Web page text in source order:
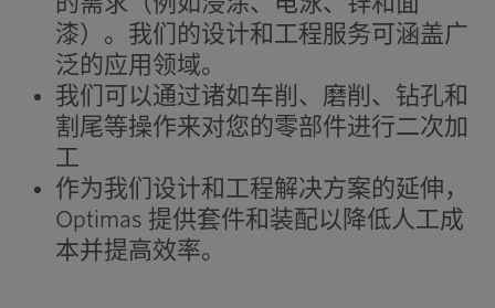
漆）。我们的设计和工程服务可涵盖广
泛的应用领域。
我们可以通过诸如车削、磨削、钻孔和
割尾等操作来对您的零部件进行二次加
工
作为我们设计和工程解决方案的延伸，
Optimas 提供套件和装配以降低人工成
本并提高效率。